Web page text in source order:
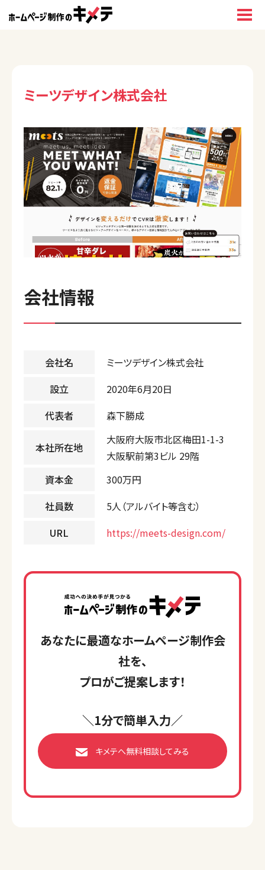
ミーツデザイン株式会社
会社情報
会社名
ミーツデザイン株式会社
設立
2020年6月20日
代表者
森下勝成
本社所在地
大阪府大阪市北区梅田1-1-3
大阪駅前第3ビル 29階
資本金
300万円
社員数
5人（アルバイト等含む）
URL
https://meets-design.com/
あなたに最適なホームページ制作会
社を、
プロがご提案します！
＼1分で簡単入力／
キメテへ無料相談してみる